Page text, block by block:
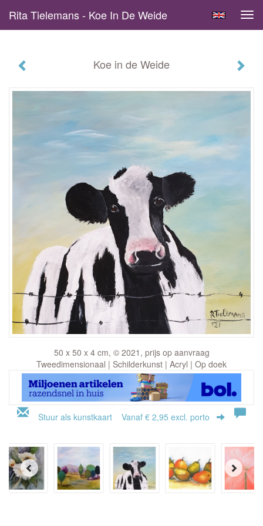
Rita Tielemans - Koe In De Weide
Koe in de Weide
50 x 50 x 4 cm, © 2021, prijs op aanvraag
Tweedimensionaal | Schilderkunst | Acryl | Op doek
Stuur als kunstkaart Vanaf € 2,95 excl. porto